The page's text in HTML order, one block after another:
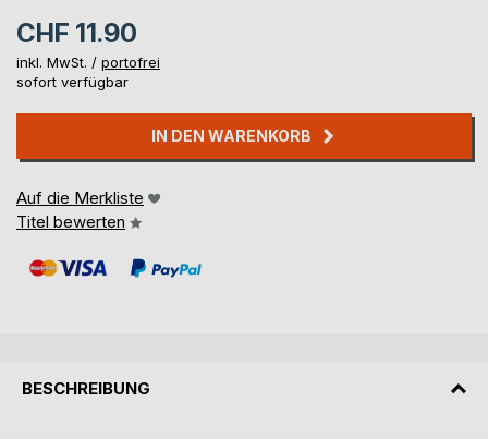
CHF 11.90
inkl. MwSt. / portofrei
sofort verfügbar
IN DEN WARENKORB
Auf die Merkliste
Titel bewerten
BESCHREIBUNG